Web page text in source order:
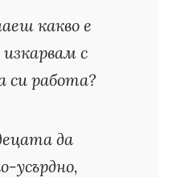
какво е
с
си работа?
да
усърдно,